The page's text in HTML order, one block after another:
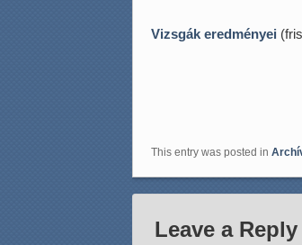
Vizsgák eredményei
This entry was posted in
Leave a Reply